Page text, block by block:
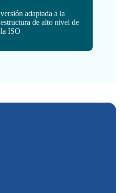
versión adaptada a la
estructura de alto nivel de
la ISO